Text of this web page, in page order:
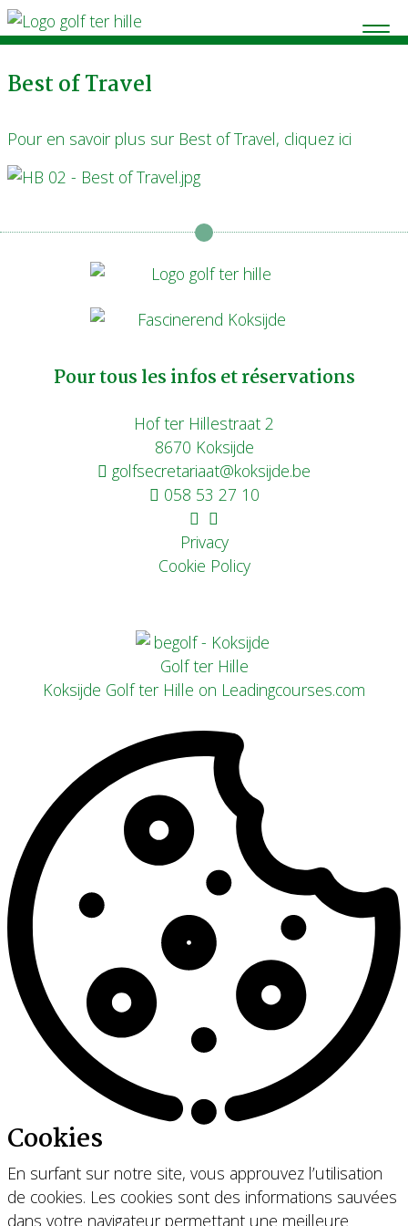
Best of Travel
Pour en savoir plus sur Best of Travel, cliquez ici
Pour tous les infos et réservations
Hof ter Hillestraat 2
8670 Koksijde
golfsecretariaat@koksijde.be
058 53 27 10
Privacy
Cookie Policy
Koksijde Golf ter Hille on Leadingcourses.com
Cookies
En surfant sur notre site, vous approuvez l’utilisation
de cookies. Les cookies sont des informations sauvées
dans votre navigateur permettant une meilleure